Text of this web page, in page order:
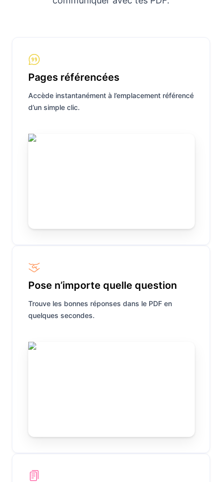
Pages référencées
Accède instantanément à l’emplacement référencé
d’un simple clic.
Pose n’importe quelle question
Trouve les bonnes réponses dans le PDF en
quelques secondes.